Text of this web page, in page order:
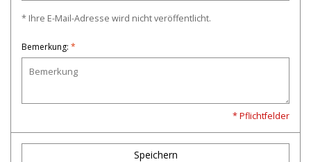
* Ihre E-Mail-Adresse wird nicht veröffentlicht.
Bemerkung: *
* Pflichtfelder
Speichern